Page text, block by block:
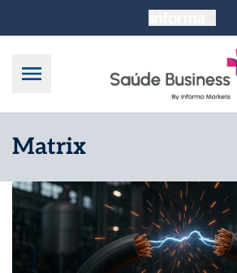
Matrix